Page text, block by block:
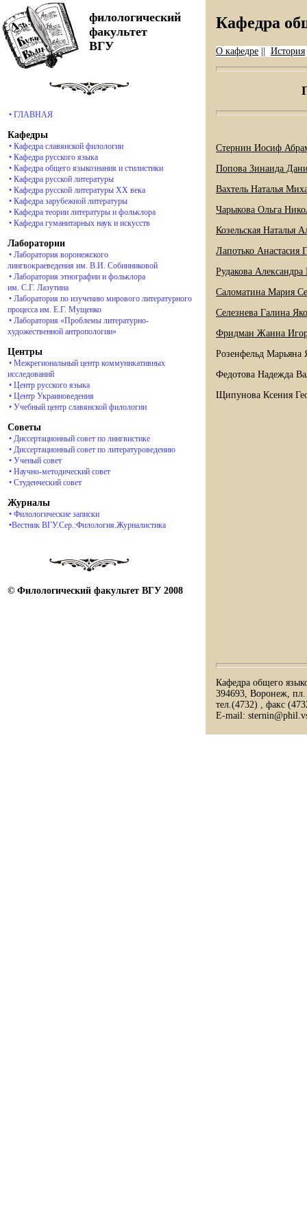
филологический
факультет
ВГУ
• ГЛАВНАЯ
Кафедры
• Кафедра славянской филологии
• Кафедра русского языка
• Кафедра общего языкознания и стилистики
• Кафедра русской литературы
• Кафедра русской литературы ХХ века
• Кафедра зарубежной литературы
• Кафедра теории литературы и фольклора
• Кафедра гуманитарных наук и искусств
Лаборатории
• Лаборатория воронежского
лингвокраеведения им. В.И. Собинниковой
• Лаборатория этнографии и фольклора
им. С.Г. Лазутина
• Лаборатория по изучению мирового литературного
процесса им. Е.Г. Мущенко
• Лаборатория «Проблемы литературно-
художественной антропологии»
Центры
• Межрегиональный центр коммуникативных
исследований
• Центр русского языка
• Центр Украиноведения
• Учебный центр славянской филологии
Советы
• Диссертационный совет по лингвистике
• Диссертационный совет по литературоведению
• Ученый совет
• Научно-методический совет
• Студенческий совет
Журналы
• Филологические записки
•Вестник ВГУ.Сер.:Филология.Журналистика
© Филологический факультет ВГУ 2008
Кафедра
О кафедре История
Стернин Иосиф
Попова Зинаида
Вахтель Наталья
Чарыкова Ольга
Козельская Наталья
Лапотько Анастасия
Рудакова
Саломатина Мария
Селезнева Галина
Фридман Жанна
Розенфельд Марьяна
Федотова Надежда
Щипунова Ксения
Кафедра общего
394693, Воронеж,
тел.(4732) , факс
E-mail: